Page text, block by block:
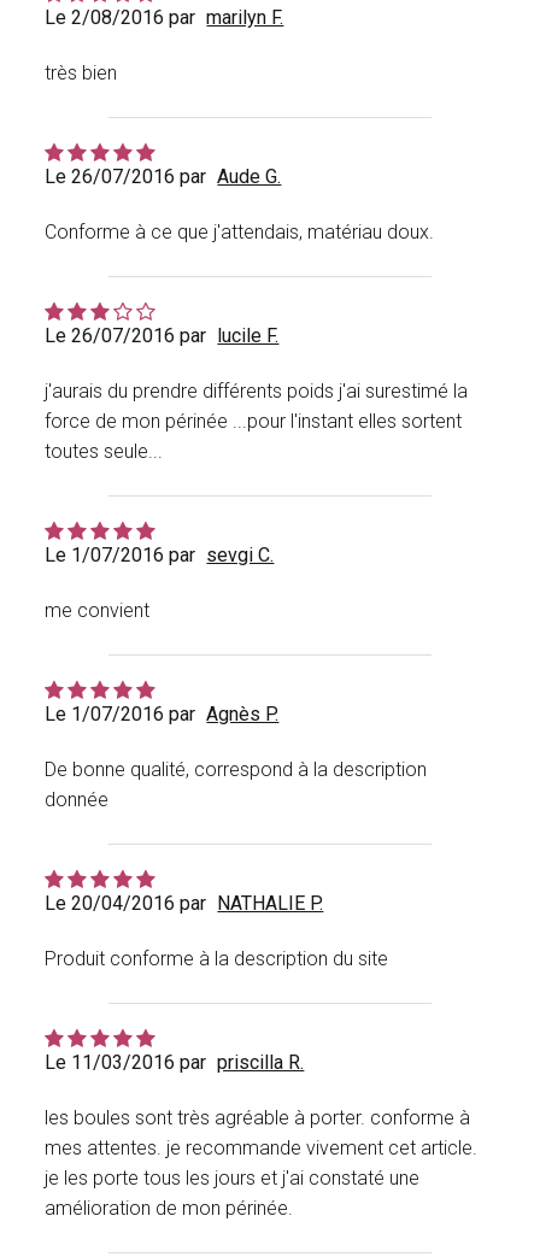
Le 2/08/2016 par marilyn F.
très bien
Le 26/07/2016 par Aude G.
Conforme à ce que j'attendais, matériau doux.
Le 26/07/2016 par lucile F.
j'aurais du prendre différents poids j'ai surestimé la
force de mon périnée ...pour l'instant elles sortent
toutes seule...
Le 1/07/2016 par sevgi C.
me convient
Le 1/07/2016 par Agnès P.
De bonne qualité, correspond à la description
donnée
Le 20/04/2016 par NATHALIE P.
Produit conforme à la description du site
Le 11/03/2016 par priscilla R.
les boules sont très agréable à porter. conforme à
mes attentes. je recommande vivement cet article.
je les porte tous les jours et j'ai constaté une
amélioration de mon périnée.